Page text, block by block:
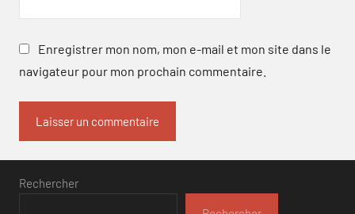
Enregistrer mon nom, mon e-mail et mon site dans le
navigateur pour mon prochain commentaire.
Rechercher